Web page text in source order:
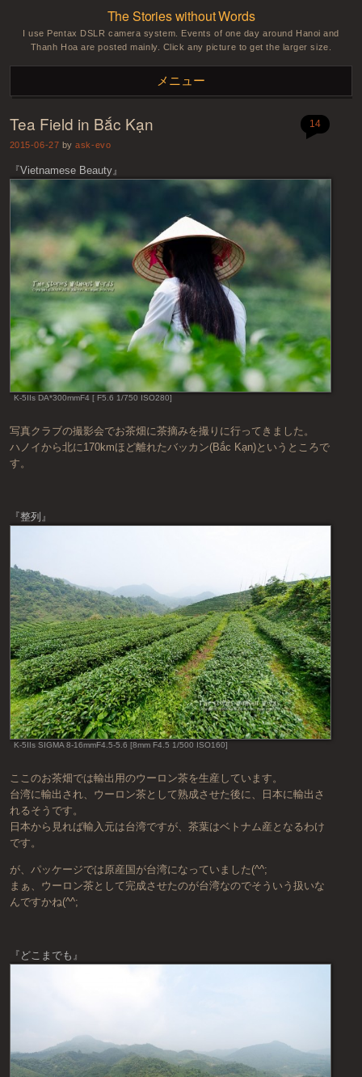
The Stories without Words
I use Pentax DSLR camera system. Events of one day around Hanoi and
Thanh Hoa are posted mainly. Click any picture to get the larger size.
メニュー
コンテンツへスキップ
Tea Field in Bắc Kạn
2015-06-27 byask-evo
14
『Vietnamese Beauty』
K-5IIs DA*300mmF4 [ F5.6 1/750 ISO280]
写真クラブの撮影会でお茶畑に茶摘みを撮りに行ってきました。
ハノイから北に170kmほど離れたバッカン(Bắc Kạn)というところで
す。
『整列』
K-5IIs SIGMA 8-16mmF4.5-5.6 [8mm F4.5 1/500 ISO160]
ここのお茶畑では輸出用のウーロン茶を生産しています。
台湾に輸出され、ウーロン茶として熟成させた後に、日本に輸出さ
れるそうです。
日本から見れば輸入元は台湾ですが、茶葉はベトナム産となるわけ
です。
が、パッケージでは原産国が台湾になっていました(^^;
まぁ、ウーロン茶として完成させたのが台湾なのでそういう扱いな
んですかね(^^;
『どこまでも』